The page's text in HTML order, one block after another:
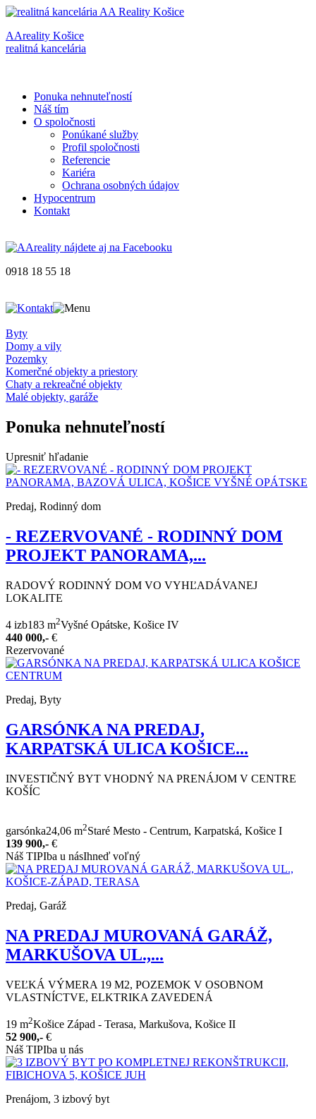
AAreality Košice
realitná kancelária
Ponuka nehnuteľností
Náš tím
O spoločnosti
Ponúkané služby
Profil spoločnosti
Referencie
Kariéra
Ochrana osobných údajov
Hypocentrum
Kontakt
0918 18 55 18
Byty
Domy a vily
Pozemky
Komerčné objekty a priestory
Chaty a rekreačné objekty
Malé objekty, garáže
Ponuka nehnuteľností
Upresniť hľadanie
Predaj, Rodinný dom
- REZERVOVANÉ - RODINNÝ DOM
PROJEKT PANORAMA,...
RADOVÝ RODINNÝ DOM VO VYHĽADÁVANEJ
LOKALITE
4 izb183 m2Vyšné Opátske, Košice IV
440 000,- €
Rezervované
Predaj, Byty
GARSÓNKA NA PREDAJ,
KARPATSKÁ ULICA KOŠICE...
INVESTIČNÝ BYT VHODNÝ NA PRENÁJOM V CENTRE
KOŠÍC
garsónka24,06 m2Staré Mesto - Centrum, Karpatská, Košice I
139 900,- €
Náš TIPIba u násIhneď voľný
Predaj, Garáž
NA PREDAJ MUROVANÁ GARÁŽ,
MARKUŠOVA UL.,...
VEĽKÁ VÝMERA 19 M2, POZEMOK V OSOBNOM
VLASTNÍCTVE, ELKTRIKA ZAVEDENÁ
19 m2Košice Západ - Terasa, Markušova, Košice II
52 900,- €
Náš TIPIba u nás
Prenájom, 3 izbový byt